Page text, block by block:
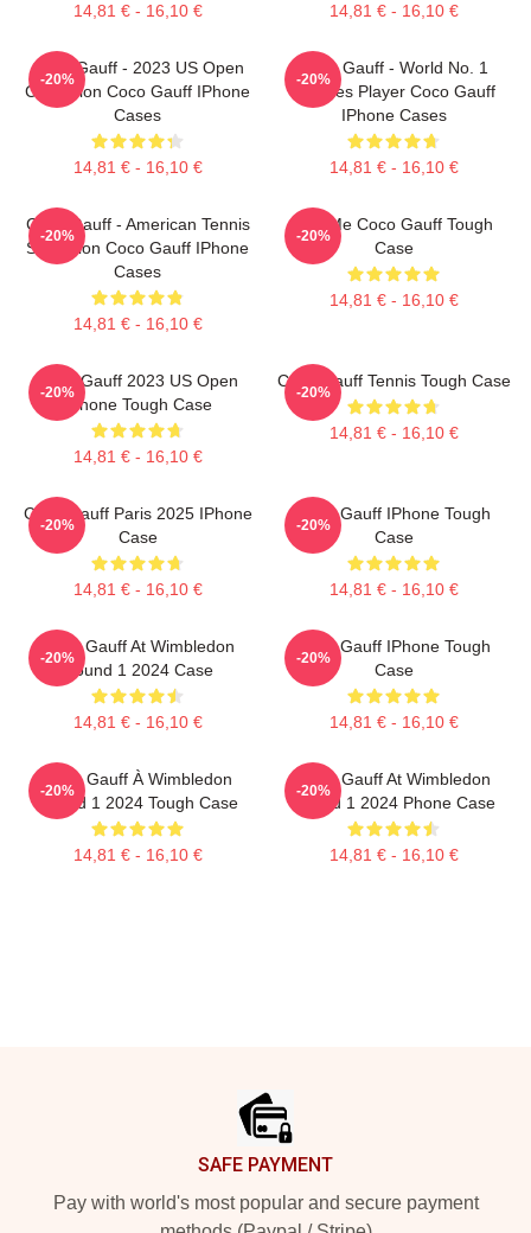
14,81 € - 16,10 € 14,81 € - 16,10 €
Coco Gauff - 2023 US Open
Champion Coco Gauff IPhone
Cases
14,81 € - 16,10 €
-20%
Coco Gauff - World No. 1
Doubles Player Coco Gauff
IPhone Cases
14,81 € - 16,10 €
-20%
Coco Gauff - American Tennis
Sensation Coco Gauff IPhone
Cases
14,81 € - 16,10 €
-20%
Call Me Coco Gauff Tough
Case
14,81 € - 16,10 €
-20%
Coco Gauff 2023 US Open
IPhone Tough Case
14,81 € - 16,10 €
-20%
Coco Gauff Tennis Tough Case
14,81 € - 16,10 €
-20%
Coco Gauff Paris 2025 IPhone
Case
14,81 € - 16,10 €
-20%
Coco Gauff IPhone Tough
Case
14,81 € - 16,10 €
-20%
Coco Gauff At Wimbledon
Round 1 2024 Case
14,81 € - 16,10 €
-20%
Coco Gauff IPhone Tough
Case
14,81 € - 16,10 €
-20%
Coco Gauff À Wimbledon
Round 1 2024 Tough Case
14,81 € - 16,10 €
-20%
Coco Gauff At Wimbledon
Round 1 2024 Phone Case
14,81 € - 16,10 €
-20%
SAFE PAYMENT
Pay with world's most popular and secure payment